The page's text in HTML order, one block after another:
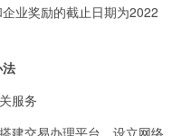
业奖励的截止日期为2022
服务
交易办理平台，设立网络